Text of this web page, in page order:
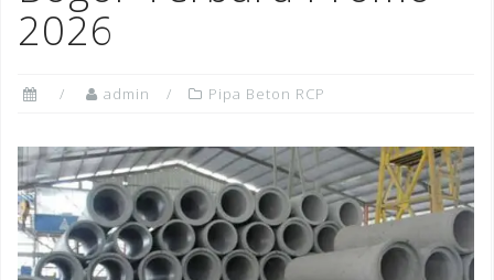
2026
admin Pipa Beton RCP